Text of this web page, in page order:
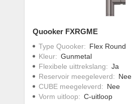
Quooker FXRGME
Type Quooker: Flex Round
Kleur: Gunmetal
Flexibele uittrekslang: Ja
Reservoir meegeleverd: Nee
CUBE meegeleverd: Nee
Vorm uitloop: C-uitloop